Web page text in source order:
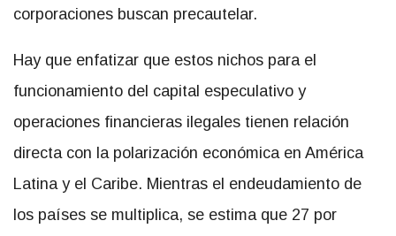
corporaciones buscan precautelar.
Hay que enfatizar que estos nichos para el
funcionamiento del capital especulativo y
operaciones financieras ilegales tienen relación
directa con la polarización económica en América
Latina y el Caribe. Mientras el endeudamiento de
los países se multiplica, se estima que 27 por